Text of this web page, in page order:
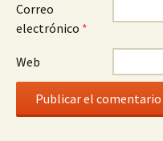
Correo
electrónico *
Web